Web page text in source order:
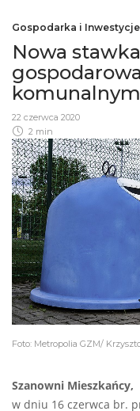
Gospodarka i Inwestycje
Nowa
22 czerwca 2020
2 min
Foto: Metropolia GZM/
Szanowni Mieszkańcy,
w dniu 16 czerwca br.